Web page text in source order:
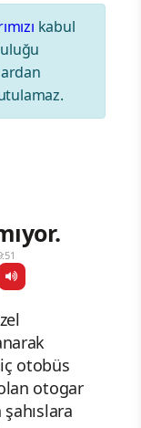
kabul
otobüs
otogar